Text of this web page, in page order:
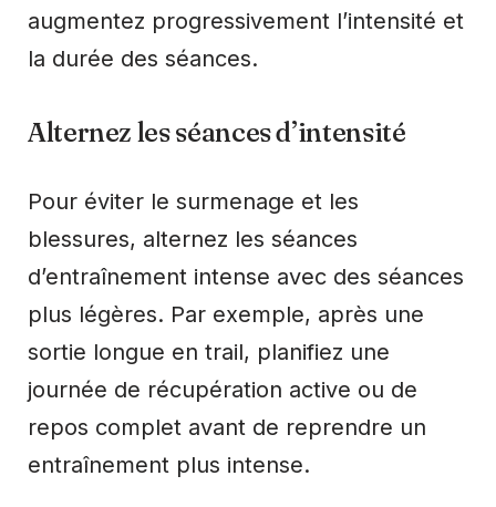
augmentez progressivement l’intensité et
la durée des séances.
Alternez les séances d’intensité
Pour éviter le surmenage et les
blessures, alternez les séances
d’entraînement intense avec des séances
plus légères. Par exemple, après une
sortie longue en trail, planifiez une
journée de récupération active ou de
repos complet avant de reprendre un
entraînement plus intense.